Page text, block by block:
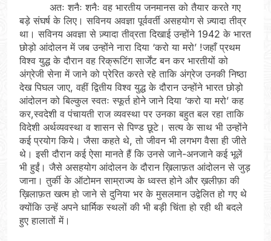
अतः शनैः शनैः वह भारतीय जनमानस को तैयार करते गए
बड़े संघर्ष के लिए। सविनय अवज्ञा पूर्ववर्ती असहयोग से ज़्यादा तीव्र
था। सविनय अवज्ञा से ज़्यादा तीव्रता दिखाई उन्होंने 1942 के भारत
छोड़ो आंदोलन में जब उन्होंने नारा दिया ‘करो या मरो’ !जहाँ प्रथम
विश्व युद्ध के दौरान वह रिक्रूटिंग सार्जेंट बन कर भारतीयों को
अंग्रेजी सेना में जाने को प्रेरित करते रहे ताकि अंग्रेज उनकी निष्ठा
देख पिघल जाए, वहीं द्वितीय विश्व युद्ध के दौरान उन्होंने भारत छोड़ो
आंदोलन को बिल्कुल स्वतः स्फूर्त होने जाने दिया ‘करो या मरो’ कह
कर,स्वदेशी व पंचायती राज व्यवस्था पर उनका बहुत बल रहा ताकि
विदेशी अर्थव्यवस्था व शासन से पिण्ड छूटे। सत्य के साथ भी उन्होंने
कई प्रयोग किये। जैसा कहते थे, तो जीवन भी लगभग वैसा ही जीते
थे। इसी दौरान कई ऐसा मानते हैं कि उनसे जाने-अनजाने कई भूलें
भी हुईं। जैसे असहयोग आंदोलन के दौरान ख़िलाफ़त आंदोलन से जुड़
जाना। तुर्की के ऑटोमन साम्राज्य के ध्वस्त होने और ख़लीफ़ा की
ख़िलाफ़त खत्म हो जाने से दुनिया भर के मुसलमान उद्वेलित हो गए थे
क्योंकि उन्हें अपने धार्मिक स्थलों की भी बड़ी चिंता हो रही थी बदले
हुए हालातों में।